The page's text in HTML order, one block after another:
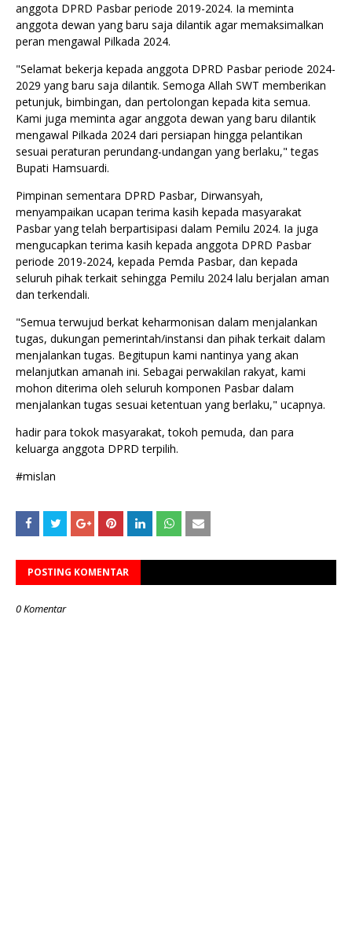
anggota DPRD Pasbar periode 2019-2024. Ia meminta
anggota dewan yang baru saja dilantik agar memaksimalkan
peran mengawal Pilkada 2024.
"Selamat bekerja kepada anggota DPRD Pasbar periode 2024-
2029 yang baru saja dilantik. Semoga Allah SWT memberikan
petunjuk, bimbingan, dan pertolongan kepada kita semua.
Kami juga meminta agar anggota dewan yang baru dilantik
mengawal Pilkada 2024 dari persiapan hingga pelantikan
sesuai peraturan perundang-undangan yang berlaku," tegas
Bupati Hamsuardi.
Pimpinan sementara DPRD Pasbar, Dirwansyah,
menyampaikan ucapan terima kasih kepada masyarakat
Pasbar yang telah berpartisipasi dalam Pemilu 2024. Ia juga
mengucapkan terima kasih kepada anggota DPRD Pasbar
periode 2019-2024, kepada Pemda Pasbar, dan kepada
seluruh pihak terkait sehingga Pemilu 2024 lalu berjalan aman
dan terkendali.
"Semua terwujud berkat keharmonisan dalam menjalankan
tugas, dukungan pemerintah/instansi dan pihak terkait dalam
menjalankan tugas. Begitupun kami nantinya yang akan
melanjutkan amanah ini. Sebagai perwakilan rakyat, kami
mohon diterima oleh seluruh komponen Pasbar dalam
menjalankan tugas sesuai ketentuan yang berlaku," ucapnya.
hadir para tokok masyarakat, tokoh pemuda, dan para
keluarga anggota DPRD terpilih.
#mislan
POSTING KOMENTAR
0 Komentar